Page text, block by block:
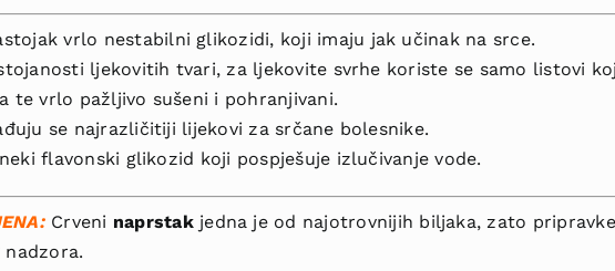
vrlo nesta­bilni glikozidi, koji imaju jak učinak na srce.
ljeko­vitih tvari, za ljekovite svrhe koriste se samo listovi
te vrlo pažljivo sušeni i pohranji­vani.
se najrazličitiji lijekovi za srčane bolesnike.
flavonski glikozid koji pospješuje izlučivanje vode.
Crveni naprstakjedna je od najotrovnijih biljaka, zato